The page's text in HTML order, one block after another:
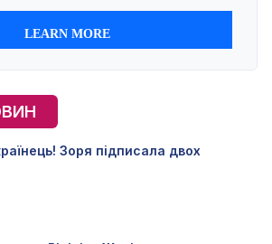
Зоря підписала двох